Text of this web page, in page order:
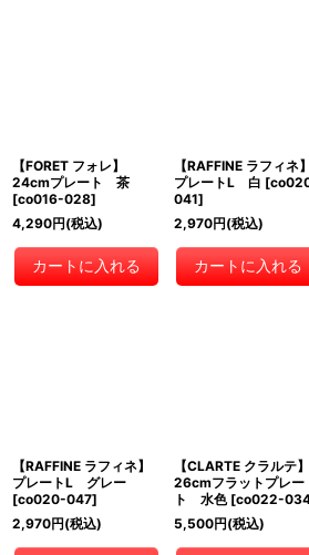
【FORET フォレ】
24cmプレート 茶
[co016-028]
4,290円(税込)
カートに入れる
【RAFFINE ラフィネ】
プレートL 白 [
041]
2,970円(税込)
カートに入れる
【RAFFINE ラフィネ】
プレートL グレー
[co020-047]
2,970円(税込)
【CLARTE クラルテ】
26cmフラットプレー
ト 水色 [co022-
5,500円(税込)